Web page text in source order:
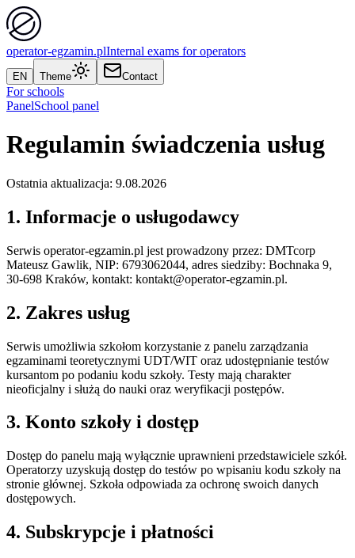
operator-egzamin.plInternal exams for operators
EN Theme Contact
For schools
PanelSchool panel
Regulamin świadczenia usług
Ostatnia aktualizacja: 9.08.2026
1. Informacje o usługodawcy
Serwis operator-egzamin.pl jest prowadzony przez: DMTcorp
Mateusz Gawlik, NIP: 6793062044, adres siedziby: Bochnaka 9,
30-698 Kraków, kontakt: kontakt@operator-egzamin.pl.
2. Zakres usług
Serwis umożliwia szkołom korzystanie z panelu zarządzania
egzaminami teoretycznymi UDT/WIT oraz udostępnianie testów
kursantom po podaniu kodu szkoły. Testy mają charakter
nieoficjalny i służą do nauki oraz weryfikacji postępów.
3. Konto szkoły i dostęp
Dostęp do panelu mają wyłącznie uprawnieni przedstawiciele szkół.
Operatorzy uzyskują dostęp do testów po wpisaniu kodu szkoły na
stronie głównej. Szkoła odpowiada za ochronę swoich danych
dostępowych.
4. Subskrypcje i płatności